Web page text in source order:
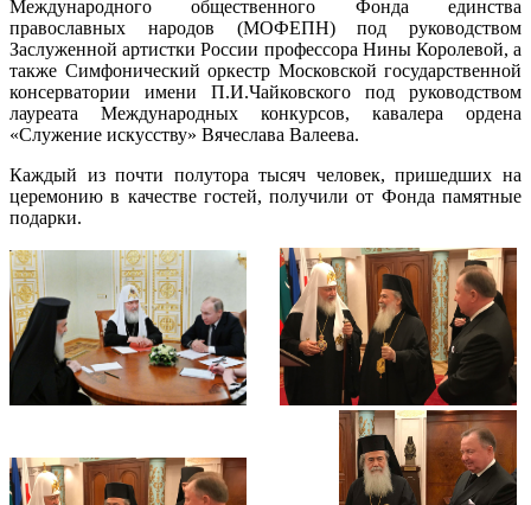
Международного общественного Фонда единства
православных народов (МОФЕПН) под руководством
Заслуженной артистки России профессора Нины Королевой, а
также Симфонический оркестр Московской государственной
консерватории имени П.И.Чайковского под руководством
лауреата Международных конкурсов, кавалера ордена
«Служение искусству» Вячеслава Валеева.
Каждый из почти полутора тысяч человек, пришедших на
церемонию в качестве гостей, получили от Фонда памятные
подарки.